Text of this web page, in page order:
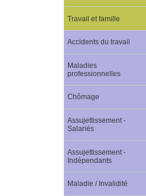
Travail et famille
Accidents du travail
Maladies
professionnelles
Chômage
Assujettissement -
Salariés
Assujettissement -
Indépendants
Maladie / Invalidité